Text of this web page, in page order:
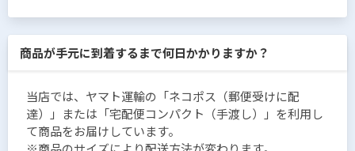
商品が手元に到着するまで何日かかりますか？
当店では、ヤマト運輸の「ネコポス（郵便受けに配
達）」または「宅配便コンパクト（手渡し）」を利用し
て商品をお届けしています。